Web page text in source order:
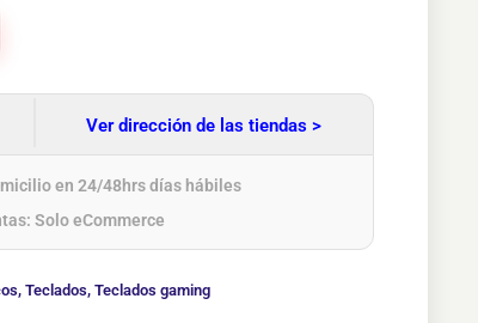
Ver dirección de las tiendas >
en 24/48hrs días hábiles
Solo eCommerce
, Teclados, Teclados gaming